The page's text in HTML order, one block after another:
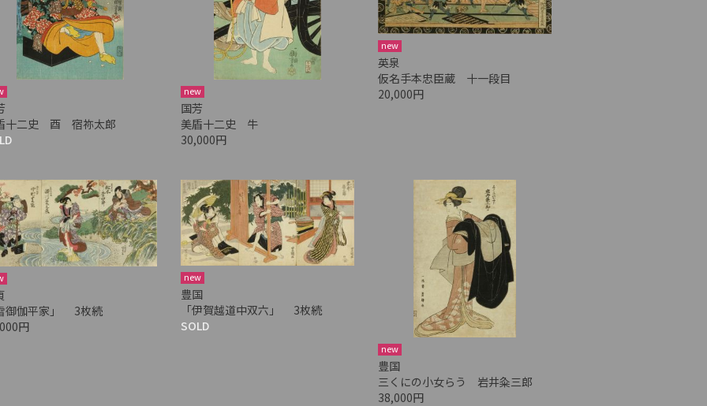
十二史 酉 宿祢太郎
new
国芳
美盾十二史 牛
30,000円
new
英泉
仮名手本忠臣蔵 十一段目
20,000円
御伽平家」 3枚続
円
new
豊国
「伊賀越道中双六」 3枚続
SOLD
new
豊国
三くにの小女らう 岩井粂三郎
38,000円